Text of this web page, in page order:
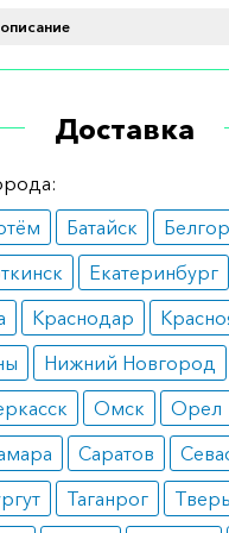
питательных
у больных с
виде могут
в 500 мл
пациента и его
виде. Смешивание
Доставка
Батайск
Екатеринбург
Краснодар
Нижний Новгород
Омск Орел
Саратов
Таганрог Тверь